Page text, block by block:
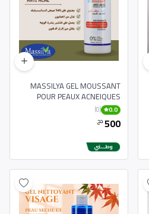
MASSILYA GEL MOUSSANT
POUR PEAUX ACNEIQUES
250ML
0.0
(0)
500دج